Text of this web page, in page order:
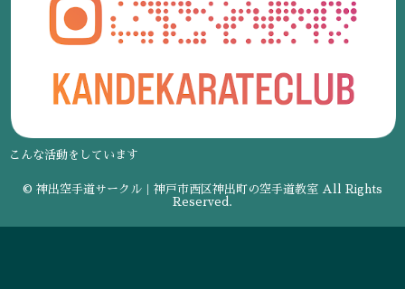
こんな活動をしています
© 神出空手道サークル｜神戸市西区神出町の空手道教室 All Rights
Reserved.